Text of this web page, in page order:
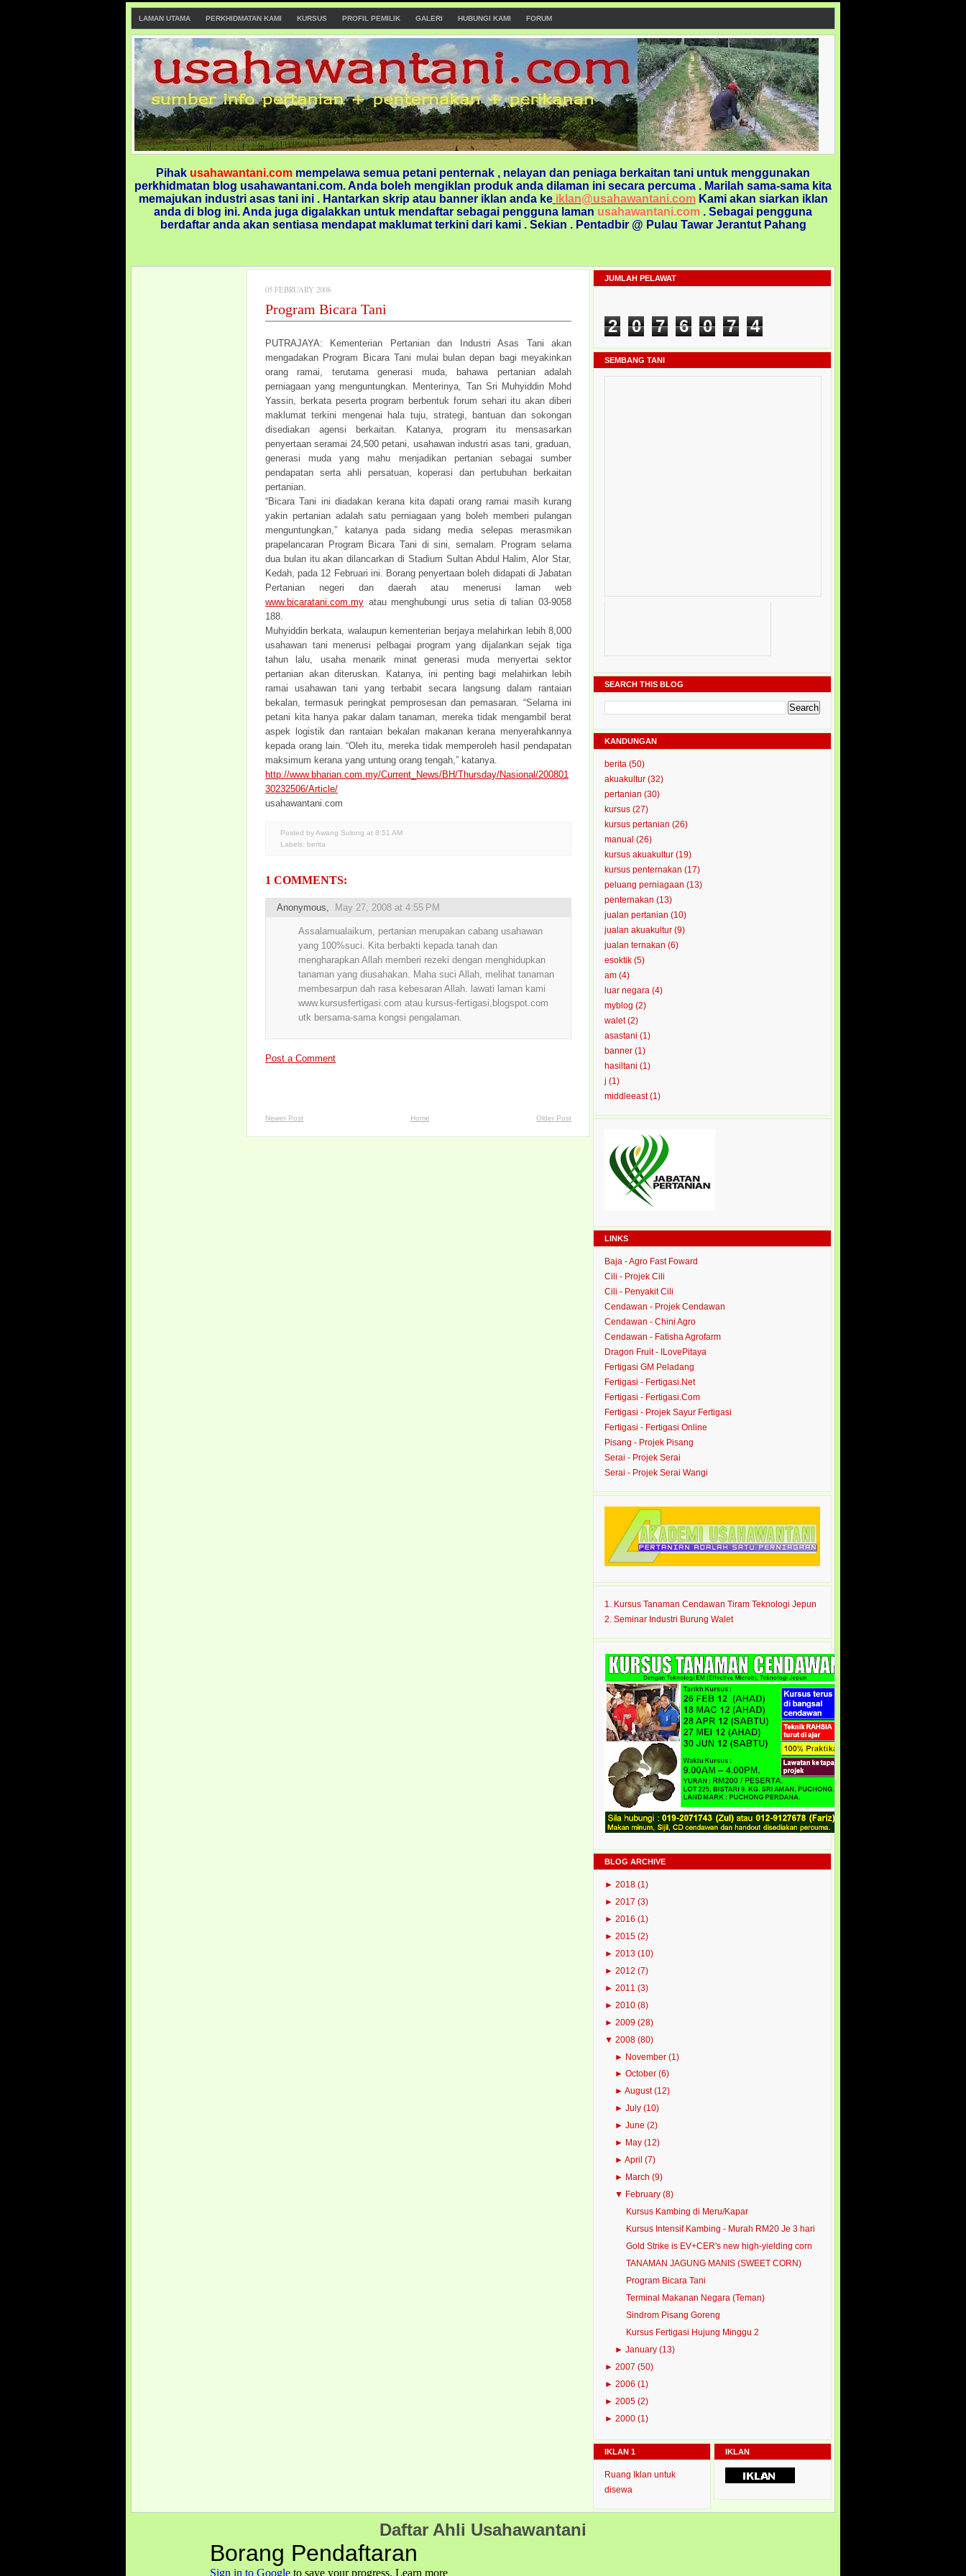
LAMAN UTAMA PERKHIDMATAN KAMI KURSUS PROFIL PEMILIK GALERI HUBUNGI KAMI FORUM
Pihak usahawantani.com mempelawa semua petani penternak , nelayan dan peniaga berkaitan tani untuk menggunakan
perkhidmatan blog usahawantani.com. Anda boleh mengiklan produk anda dilaman ini secara percuma . Marilah sama-sama kita
memajukan industri asas tani ini . Hantarkan skrip atau banner iklan anda ke iklan@usahawantani.com Kami akan siarkan iklan
anda di blog ini.Anda juga digalakkan untuk mendaftar sebagai pengguna laman usahawantani.com . Sebagai pengguna
berdaftar anda akan sentiasa mendapat maklumat terkini dari kami . Sekian . Pentadbir @ Pulau Tawar Jerantut Pahang
05 FEBRUARY 2008
Program Bicara Tani
PUTRAJAYA: Kementerian Pertanian dan Industri Asas Tani akan
mengadakan Program Bicara Tani mulai bulan depan bagi meyakinkan
orang ramai, terutama generasi muda, bahawa pertanian adalah
perniagaan yang menguntungkan. Menterinya, Tan Sri Muhyiddin Mohd
Yassin, berkata peserta program berbentuk forum sehari itu akan diberi
maklumat terkini mengenai hala tuju, strategi, bantuan dan sokongan
disediakan agensi berkaitan. Katanya, program itu mensasarkan
penyertaan seramai 24,500 petani, usahawan industri asas tani, graduan,
generasi muda yang mahu menjadikan pertanian sebagai sumber
pendapatan serta ahli persatuan, koperasi dan pertubuhan berkaitan
pertanian.
“Bicara Tani ini diadakan kerana kita dapati orang ramai masih kurang
yakin pertanian adalah satu perniagaan yang boleh memberi pulangan
menguntungkan,” katanya pada sidang media selepas merasmikan
prapelancaran Program Bicara Tani di sini, semalam. Program selama
dua bulan itu akan dilancarkan di Stadium Sultan Abdul Halim, Alor Star,
Kedah, pada 12 Februari ini. Borang penyertaan boleh didapati di Jabatan
Pertanian negeri dan daerah atau menerusi laman web
www.bicaratani.com.my atau menghubungi urus setia di talian 03-9058
188.
Muhyiddin berkata, walaupun kementerian berjaya melahirkan lebih 8,000
usahawan tani menerusi pelbagai program yang dijalankan sejak tiga
tahun lalu, usaha menarik minat generasi muda menyertai sektor
pertanian akan diteruskan. Katanya, ini penting bagi melahirkan lebih
ramai usahawan tani yang terbabit secara langsung dalam rantaian
bekalan, termasuk peringkat pemprosesan dan pemasaran. “Selama ini
petani kita hanya pakar dalam tanaman, mereka tidak mengambil berat
aspek logistik dan rantaian bekalan makanan kerana menyerahkannya
kepada orang lain. “Oleh itu, mereka tidak memperoleh hasil pendapatan
maksimum kerana yang untung orang tengah,” katanya.
http://www.bharian.com.my/Current_News/BH/Thursday/Nasional/200801
30232506/Article/
usahawantani.com
Posted by Awang Sulong at 8:51 AM
Labels: berita
1 COMMENTS:
Anonymous, May 27, 2008 at 4:55 PM
Assalamualaikum, pertanian merupakan cabang usahawan
yang 100%suci. Kita berbakti kepada tanah dan
mengharapkan Allah memberi rezeki dengan menghidupkan
tanaman yang diusahakan. Maha suci Allah, melihat tanaman
membesarpun dah rasa kebesaran Allah. lawati laman kami
www.kursusfertigasi.com atau kursus-fertigasi.blogspot.com
utk bersama-sama kongsi pengalaman.
Post a Comment
Newer Post Older Post
Home
JUMLAH PELAWAT
2 0 7 6 0 7 4
SEMBANG TANI
SEARCH THIS BLOG
KANDUNGAN
berita (50)
akuakultur (32)
pertanian (30)
kursus (27)
kursus pertanian (26)
manual (26)
kursus akuakultur (19)
kursus penternakan (17)
peluang perniagaan (13)
penternakan (13)
jualan pertanian (10)
jualan akuakultur (9)
jualan ternakan (6)
esoktik (5)
am (4)
luar negara (4)
myblog (2)
walet(2)
asastani (1)
banner (1)
hasiltani (1)
j (1)
middleeast(1)
LINKS
Baja - Agro Fast Foward
Cili - Projek Cili
Cili - Penyakit Cili
Cendawan - Projek Cendawan
Cendawan - Chini Agro
Cendawan - Fatisha Agrofarm
Dragon Fruit - ILovePitaya
Fertigasi GM Peladang
Fertigasi - Fertigasi.Net
Fertigasi - Fertigasi.Com
Fertigasi - Projek Sayur Fertigasi
Fertigasi - Fertigasi Online
Pisang - Projek Pisang
Serai - Projek Serai
Serai - Projek Serai Wangi
1. Kursus Tanaman Cendawan Tiram Teknologi Jepun
2. Seminar Industri Burung Walet
BLOG ARCHIVE
► 2018 (1)
► 2017 (3)
► 2016 (1)
► 2015 (2)
► 2013 (10)
► 2012 (7)
► 2011 (3)
► 2010 (8)
► 2009 (28)
▼ 2008 (80)
► November(1)
►October(6)
►August(12)
►July(10)
►June(2)
► May(12)
►April(7)
► March(9)
▼ February(8)
Kursus Kambing di Meru/Kapar
Kursus Intensif Kambing - Murah RM20 Je 3 hari
Gold Strike is EV+CER's new high-yielding corn
TANAMAN JAGUNG MANIS (SWEET CORN)
Program Bicara Tani
Terminal Makanan Negara (Teman)
Sindrom Pisang Goreng
Kursus Fertigasi Hujung Minggu 2
►January(13)
► 2007 (50)
► 2006 (1)
► 2005 (2)
► 2000 (1)
IKLAN 1
Ruang Iklan untuk
disewa
IKLAN
Daftar Ahli Usahawantani